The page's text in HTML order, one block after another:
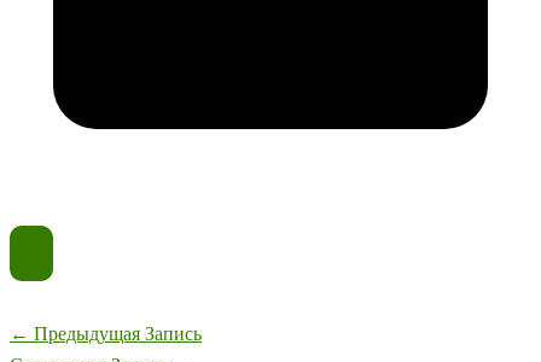
← Предыдущая Запись